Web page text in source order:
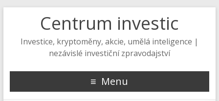
Centrum investic
Investice, kryptoměny, akcie, umělá inteligence |
nezávislé investiční zpravodajství
Menu